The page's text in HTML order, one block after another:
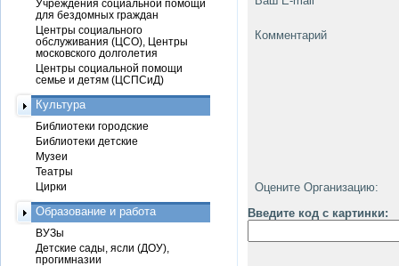
Комментарий
Оцените Организацию:
Введите код с картинки:
Учреждения социальной помощи
для бездомных граждан
Центры социального
обслуживания (ЦСО), Центры
московского долголетия
Центры социальной помощи
семье и детям (ЦСПСиД)
Культура
Библиотеки городские
Библиотеки детские
Музеи
Театры
Цирки
Образование и работа
ВУЗы
Детские сады, ясли (ДОУ),
прогимназии